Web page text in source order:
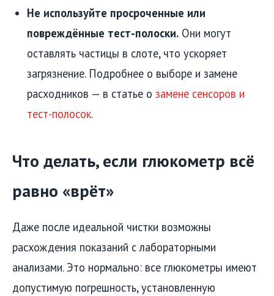
Не используйте просроченные или
повреждённые тест-полоски. Они могут
оставлять частицы в слоте, что ускоряет
загрязнение. Подробнее о выборе и замене
расходников — в статье о замене сенсоров и
тест-полосок.
Что делать, если глюкометр всё
равно «врёт»
Даже после идеальной чистки возможны
расхождения показаний с лабораторными
анализами. Это нормально: все глюкометры имеют
допустимую погрешность, установленную